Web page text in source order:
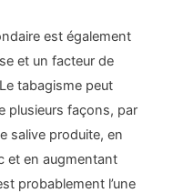
est également
et un facteur de
tabagisme peut
plusieurs façons, par
salive produite, en
et en augmentant
probablement l’une